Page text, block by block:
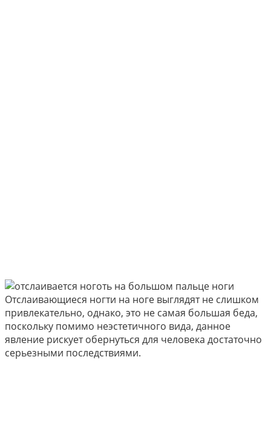
Отслаивающиеся ногти на ноге выглядят не слишком
привлекательно, однако, это не самая большая беда,
поскольку помимо неэстетичного вида, данное
явление рискует обернуться для человека достаточно
серьезными последствиями.